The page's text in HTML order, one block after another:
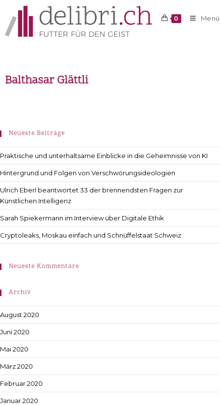
0 Menü
Balthasar Glättli
Neueste Beiträge
Praktische und unterhaltsame Einblicke in die Geheimnisse von KI
Hintergrund und Folgen von Verschwörungsideologien
Ulrich Eberl beantwortet 33 der brennendsten Fragen zur
Künstlichen Intelligenz
Sarah Spiekermann im Interview über Digitale Ethik
Cryptoleaks, Moskau einfach und Schnüffelstaat Schweiz
Neueste Kommentare
Archiv
August 2020
Juni 2020
Mai 2020
März 2020
Februar 2020
Januar 2020